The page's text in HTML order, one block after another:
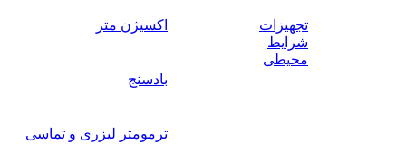
تجهیزات
شرایط
محیطی
اکسیژن متر
بادسنج
ترمومتر لیزری و تماسی